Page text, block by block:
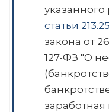
статьи 213.25
закона от
127-ФЗ "О